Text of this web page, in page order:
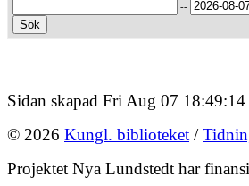
--
Sidan skapad Fri Aug 07
© 2026 Kungl. biblioteket /
Projektet Nya Lundstedt har